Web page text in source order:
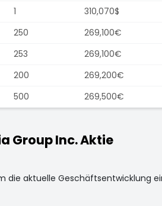
1 310,070$
250 269,100€
253 269,100€
200 269,200€
500 269,500€
Group Inc. Aktie
die aktuelle Geschäftsentwicklung